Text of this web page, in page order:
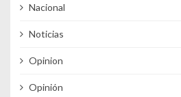
Nacional
Noticias
Opinion
Opinión